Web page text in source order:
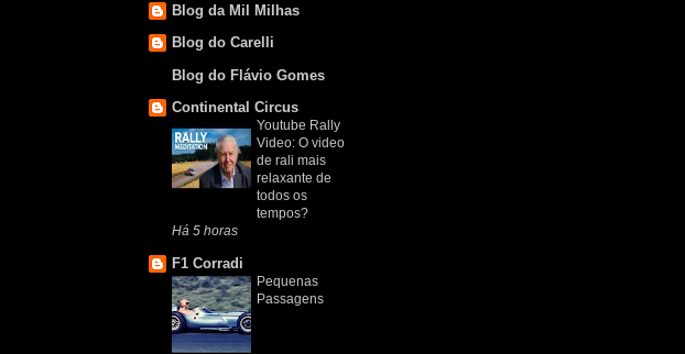
Blog da Mil Milhas
Blog do Carelli
Blog do Flávio Gomes
Continental Circus
Youtube Rally
Video: O video
de rali mais
relaxante de
todos os
tempos?
Há 5 horas
F1 Corradi
Pequenas
Passagens